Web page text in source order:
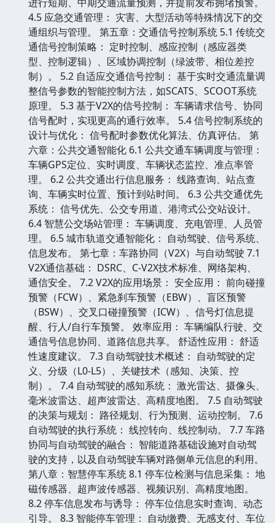
4.5 应急交通管理： 灾害、大型活动等特殊情况下的交
通组织与管理。 第五章：交通信号控制系统 5.1 传统交
通信号控制策略： 定时控制、感应控制（感应器类
型、控制逻辑）、区域协调控制（绿波带、相位差控
制）。 5.2 自适应交通信号控制： 基于实时交通流量调
整信号参数的智能控制方法，如SCATS、SCOOT系统
原理。 5.3 基于V2X的信号控制： 车辆请求信号、协同
信号配时，实现更高的通行效率。 5.4 信号控制系统的
设计与优化： 信号配时参数优化算法、仿真评估。 第
六章：公共交通智能化 6.1 公共交通车辆调度与管理：
车辆GPS定位、实时调度、车辆状态监控、准点率管
理。 6.2 公共交通出行信息服务： 线路查询、站点查
询、车辆实时位置、预计到站时间。 6.3 公共交通优先
系统： 信号优先、公交专用道、港湾式公交站设计。
6.4 智慧公交场站管理： 车辆调度、充电管理、人员管
理。 6.5 城市轨道交通智能化： 自动驾驶、信号系统、
信息发布。 第七章：车路协同（V2X）与自动驾驶 7.1
V2X通信基础： DSRC、C-V2X技术标准、网络架构、
通信安全。 7.2 V2X的应用场景： 安全应用： 前向碰撞
预警（FCW）、紧急刹车预警（EBW）、盲区预警
（BSW）、交叉口碰撞预警（ICW）、信号灯信息提
醒、行人/自行车预警。 效率应用： 车辆编队行驶、交
通信号信息协同、道路信息共享。 舒适性应用： 舒适
性速度建议。 7.3 自动驾驶技术概述： 自动驾驶的定
义、分级（L0-L5）、关键技术（感知、决策、控
制）。 7.4 自动驾驶的感知系统： 激光雷达、摄像头、
毫米波雷达、超声波雷达、高精度地图。 7.5 自动驾驶
的决策与规划： 路径规划、行为预测、运动控制。 7.6
自动驾驶的执行系统： 线控转向、线控制动。 7.7 车路
协同与自动驾驶的融合： 智能道路基础设施对自动驾
驶的支持，以及自动驾驶车辆对路侧单元信息的利用。
第八章：智慧停车系统 8.1 停车位检测与信息采集： 地
磁传感器、超声波传感器、视频识别、高精度地图。
8.2 停车信息发布与诱导： 停车位信息实时查询、动态
引导。 8.3 智能停车管理： 自动缴费、无感支付、车位